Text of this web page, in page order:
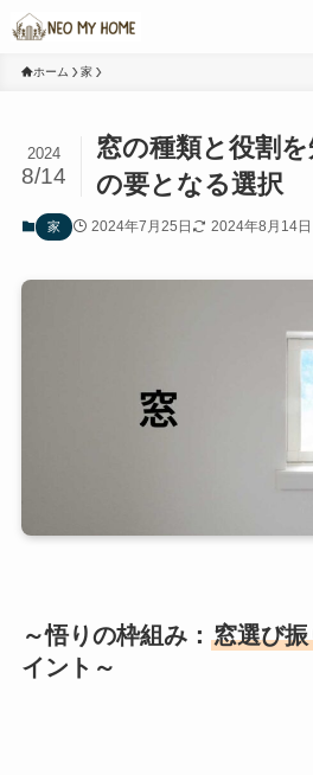
ホーム 家
窓の種類と役割
の要となる選択
2024
8/14
家 2024年7月25日 2024年8月14日
～悟りの枠組み： 窓選び
イント～